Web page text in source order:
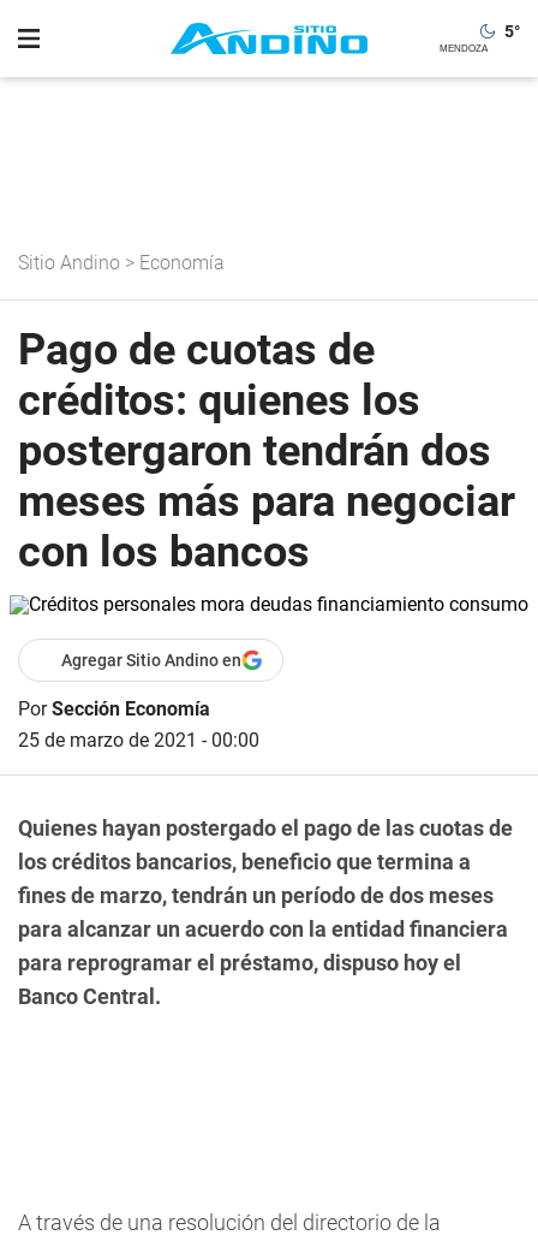
5°
Sitio Andino > Economía
Pago de cuotas de
créditos: quienes los
postergaron tendrán dos
meses más para negociar
con los bancos
Agregar Sitio Andino en
PorSección Economía
25 de marzo de 2021 - 00:00
Quienes hayan postergado el pago de las cuotas de
los créditos bancarios, beneficio que termina a
fines de marzo, tendrán un período de dos meses
para alcanzar un acuerdo con la entidad financiera
para reprogramar el préstamo, dispuso hoy el
Banco Central.
A través de una resolución del directorio de la